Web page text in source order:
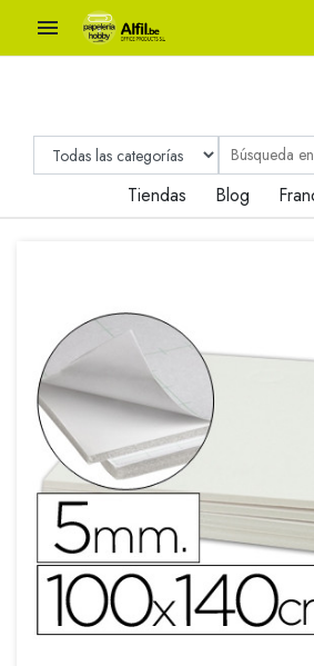

Tiendas Blog